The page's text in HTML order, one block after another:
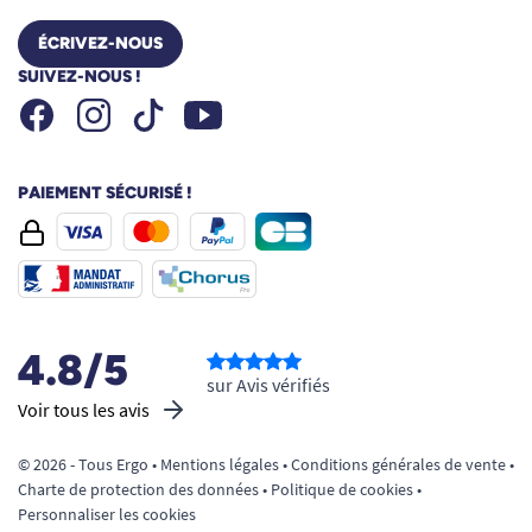
ÉCRIVEZ-NOUS
SUIVEZ-NOUS !
FacebookInstagramTiktok Youtube
PAIEMENT SÉCURISÉ !
4.8/5
Voir tous les avis
sur Avis vérifiés
© 2026 - Tous Ergo • Mentions légales•Conditions générales de vente•
Charte de protection des données• Politique de cookies•
Personnaliser les cookies